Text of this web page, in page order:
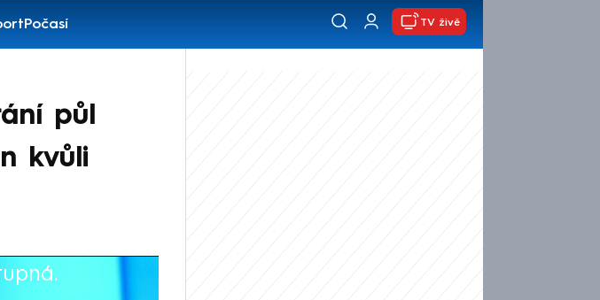
Počasí
TV živě
půl
kvůli